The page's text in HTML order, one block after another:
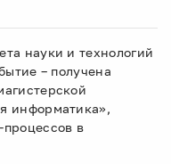
науки и технологий
– получена
информатика»,
в